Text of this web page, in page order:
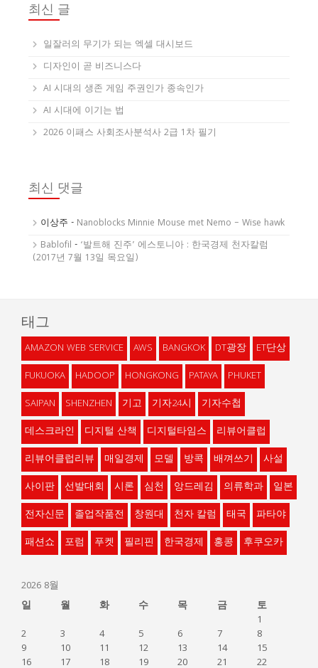
최신 글
일잘러의 무기가 되는 엑셀 대시보드
디자인이 곧 비즈니스다
AI 시대의 생존 게임 주권인가 종속인가
AI 시대에 이기는 법
2026 이패스 사회조사분석사 2급 1차 필기
최신 댓글
이상주 - Nanoblocks Minnie Mouse met Nemo – Wise hawk
Bablofil - ‘발트해 진주’ 에스토니아 : 한국경제 천자칼럼
(2017년 7월 13일 목요일)
태그
AMAZON WEB SERVICE AWS BANGKOK DT광장
ET단상
FUKUOKA
HADOOP HONGKONG PATAYA
PHUKET
SAIPAN
SHENZHEN 기고 기자24시
기자수첩
데스크라인
디지털 산책 디지털타임스
리뷰어클럽
리뷰어클럽리뷰
매일경제 모델 방콕 배껴쓰기
사설
사이판
선발대회 시론 심천 앙드레김 의류학과
일본
전자신문
졸업작품전 창원대 천자 칼럼 태국
파타야
패션쇼
포럼 푸켓 필리핀 한국경제 홍콩 후쿠오카
2026 8월
일
월 화 수 목 금
토
1
2
3 4 5 6 7
8
9
10 11 12 13 14
15
16
17 18 19 20 21 22